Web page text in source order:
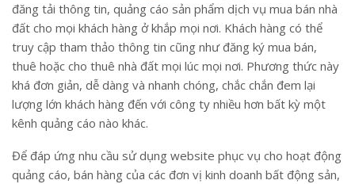
đăng tải thông tin, quảng cáo sản phẩm dịch vụ mua bán nhà
đất cho mọi khách hàng ở khắp mọi nơi. Khách hàng có thể
truy cập tham thảo thông tin cũng như đăng ký mua bán,
thuê hoặc cho thuê nhà đất mọi lúc mọi nơi. Phương thức này
khá đơn giản, dễ dàng và nhanh chóng, chắc chắn đem lại
lượng lớn khách hàng đến với công ty nhiều hơn bất kỳ một
kênh quảng cáo nào khác.
Để đáp ứng nhu cầu sử dụng website phục vụ cho hoạt động
quảng cáo, bán hàng của các đơn vị kinh doanh bất động sản,